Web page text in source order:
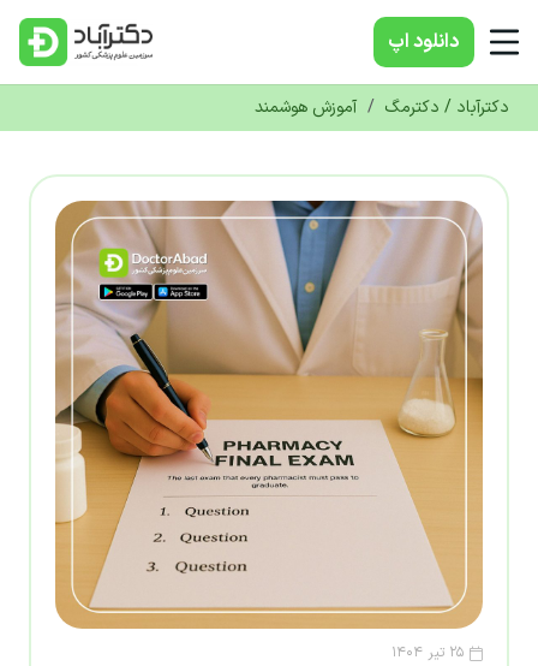
دانلود‌ اپ
دکترآباد / دکترمگ / آموزش هوشمند
۲۵ تیر ۱۴۰۴